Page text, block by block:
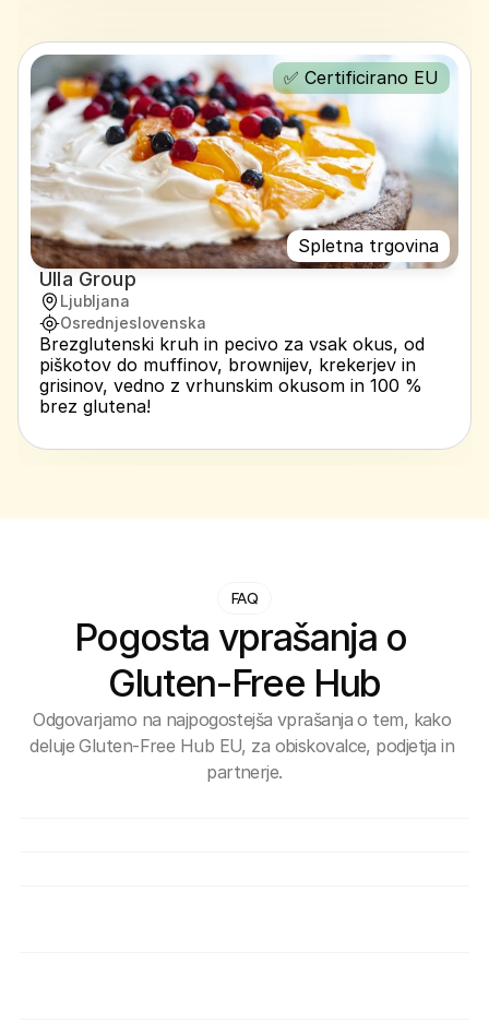
Spletna trgovina
✅ Certificirano EU
Ulla Group
Ljubljana
Osrednjeslovenska
Brezglutenski kruh in pecivo za vsak okus, od
piškotov do muffinov, brownijev, krekerjev in
grisinov, vedno z vrhunskim okusom in 100 %
brez glutena!
FAQ
Pogosta vprašanja o
Gluten-Free Hub
Odgovarjamo na najpogostejša vprašanja o tem, kako
deluje Gluten-Free Hub EU, za obiskovalce, podjetja in
partnerje.